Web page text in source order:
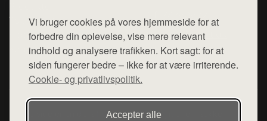
Vi bruger cookies på vores hjemmeside for at
forbedre din oplevelse, vise mere relevant
indhold og analysere trafikken. Kort sagt: for at
siden fungerer bedre – ikke for at være irriterende.
Cookie- og privatlivspolitik.
Accepter alle
Top Rabatter
Blog
Kontakt
Mail: hej@want.dk
Cookie- og privatlivspolitik
Denne side er en del af want.dk, der udgiver en række